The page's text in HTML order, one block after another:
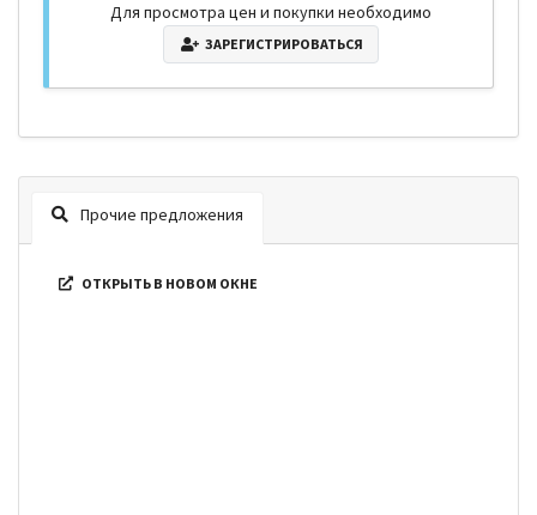
Для просмотра цен и покупки необходимо
ЗАРЕГИСТРИРОВАТЬСЯ
Прочие предложения
ОТКРЫТЬ В НОВОМ ОКНЕ